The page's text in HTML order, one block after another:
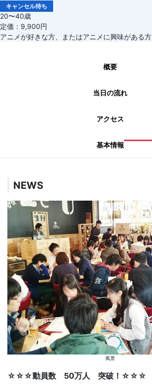
キャンセル待ち
20〜40歳
定価：9,900円
アニメが好きな方、またはアニメに興味がある方
概要
当日の流れ
アクセス
基本情報
NEWS
風景
☆☆☆動員数 50万人 突破！☆☆☆